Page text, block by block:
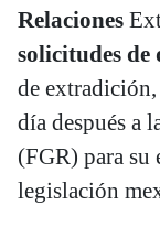
Relaciones
solicitudes
de
día después a
(FGR) para su
legislación